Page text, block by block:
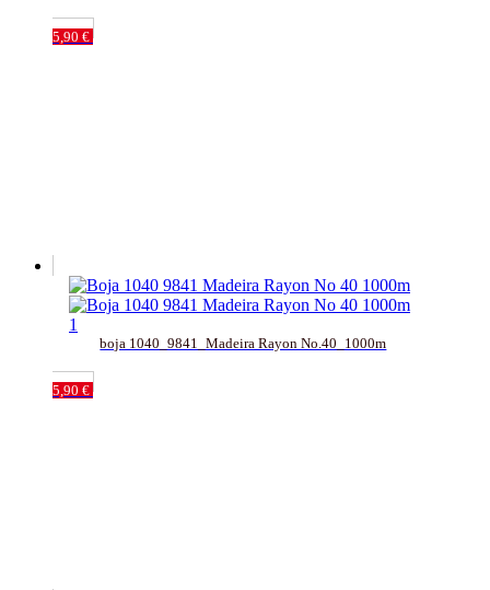
5,90 €
boja 1040_9841_Madeira Rayon No.40_1000m
5,90 €